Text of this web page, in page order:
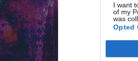
I want
of my
was
Opted